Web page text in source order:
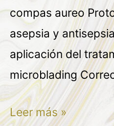
compas aureo
asepsia y
aplicación del
microblading
Leer más »